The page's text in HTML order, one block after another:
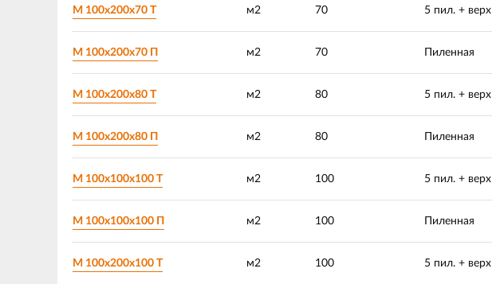
М 100х200х70 Т м2 70 5 пил. +
М 100х200х70 П м2 70 Пиленная
М 100х200х80 Т м2 80 5 пил. +
М 100х200х80 П м2 80 Пиленная
М 100х100х100 Т м2 100 5 пил. +
М 100х100х100 П м2 100 Пиленная
М 100х200х100 Т м2 100 5 пил. +